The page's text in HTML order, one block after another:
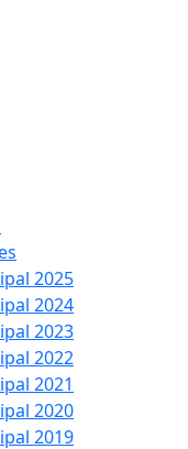
2025
2024
2023
2022
2021
2020
2019